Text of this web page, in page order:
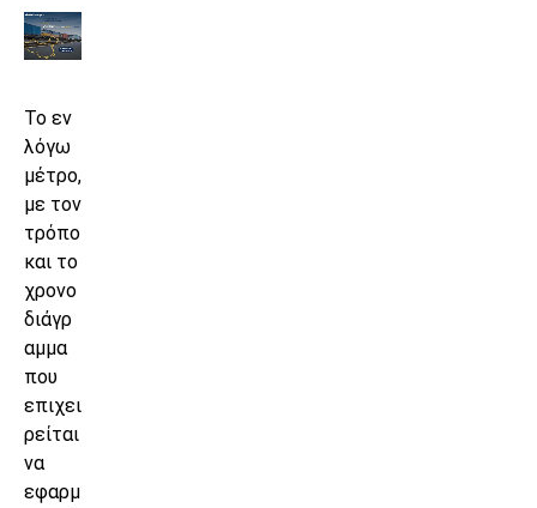
Το εν
λόγω
μέτρο,
με τον
τρόπο
και το
χρονο
διάγρ
αμμα
που
επιχει
ρείται
να
εφαρμ